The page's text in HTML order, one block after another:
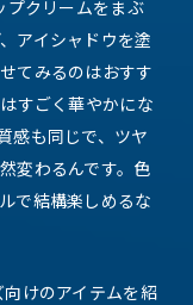
プクリームをまぶ
アイシャドウを塗
てみるのはおすす
すごく華やかにな
感も同じで、ツヤ
変わるんです。色
で結構楽しめるな
けのアイテムを紹